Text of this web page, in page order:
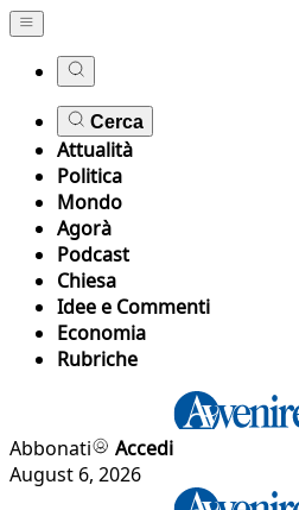
Cerca
Attualità
Politica
Mondo
Agorà
Podcast
Chiesa
Idee e Commenti
Economia
Rubriche
Abbonati
Accedi
August 6, 2026